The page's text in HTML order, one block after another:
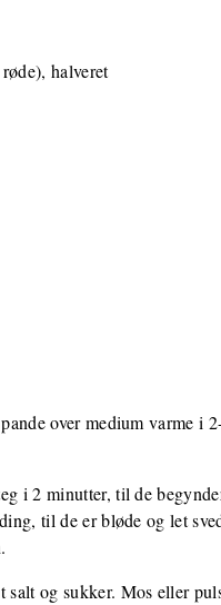
halveret
over medium varme i
i 2 minutter, til de
til de er bløde og let
og sukker. Mos eller